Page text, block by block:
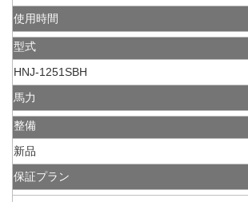
使用時間
型式
HNJ-1251SBH
馬力
整備
新品
保証プラン